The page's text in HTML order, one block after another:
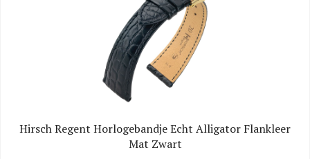
Hirsch Regent Horlogebandje Echt Alligator Flankleer
Mat Zwart